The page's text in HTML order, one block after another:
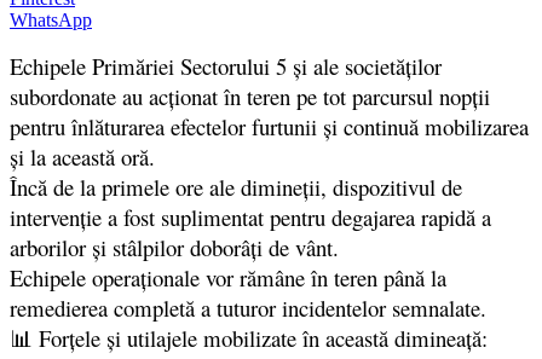
WhatsApp
Echipele Primăriei Sectorului 5 și ale societăților
subordonate au acționat în teren pe tot parcursul nopții
pentru înlăturarea efectelor furtunii și continuă mobilizarea
și la această oră.
Încă de la primele ore ale dimineții, dispozitivul de
intervenție a fost suplimentat pentru degajarea rapidă a
arborilor și stâlpilor doborâți de vânt.
Echipele operaționale vor rămâne în teren până la
remedierea completă a tuturor incidentelor semnalate.
📊 Forțele și utilajele mobilizate în această dimineață: